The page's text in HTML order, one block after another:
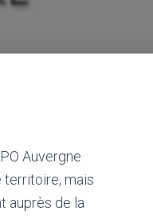
Auvergne
territoire, mais
auprès de la